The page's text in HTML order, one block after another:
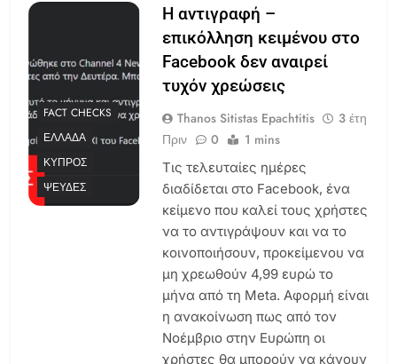
FACT CHECKS
ΕΛΛΆΔΑ
ΚΎΠΡΟΣ
ΨΕΥΔΈΣ
Η αντιγραφή –
επικόλληση κειμένου στο
Facebook δεν αναιρεί
τυχόν χρεώσεις
Thanos Sitistas Epachtitis
3 έτη
Πριν
0 1 mins
Τις τελευταίες ημέρες
διαδίδεται στο Facebook, ένα
κείμενο που καλεί τους χρήστες
να το αντιγράψουν και να το
κοινοποιήσουν, προκείμενου να
μη χρεωθούν 4,99 ευρώ το
μήνα από τη Meta. Αφορμή είναι
η ανακοίνωση πως από τον
Νοέμβριο στην Ευρώπη οι
χρήστες θα μπορούν να κάνουν